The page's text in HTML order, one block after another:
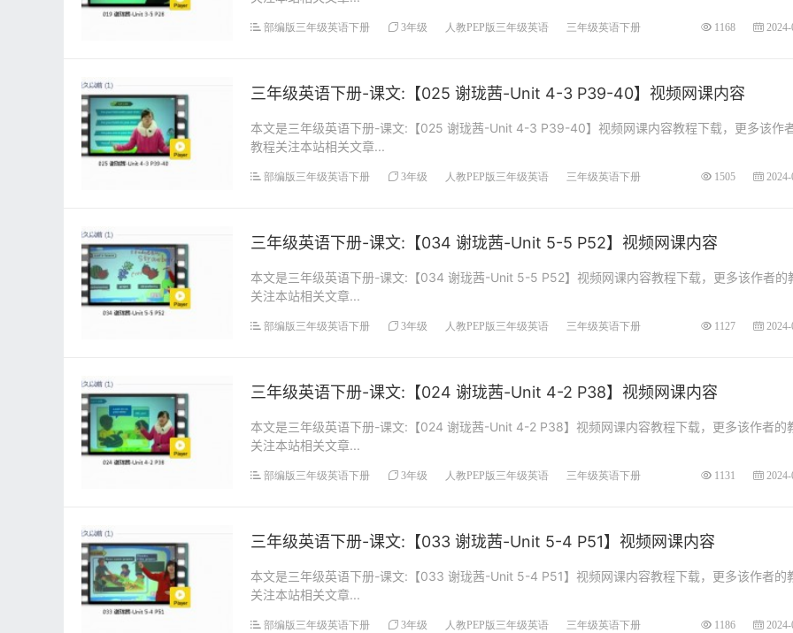
部编版三年级英语下册 3年级 人教PEP版三年级英语 三年级英语下册 1168
三年级英语下册-课文:【025 谢珑茜-Unit 4-3 P39-40】视频网课内容
本文是三年级英语下册-课文:【025 谢珑茜-Unit 4-3 P39-40】视频网课内容教程下载，更多该作
教程关注本站相关文章...
部编版三年级英语下册 3年级 人教PEP版三年级英语 三年级英语下册 1505
三年级英语下册-课文:【034 谢珑茜-Unit 5-5 P52】视频网课内容
本文是三年级英语下册-课文:【034 谢珑茜-Unit 5-5 P52】视频网课内容教程下载，更多该作者的
关注本站相关文章...
部编版三年级英语下册 3年级 人教PEP版三年级英语 三年级英语下册 1127
三年级英语下册-课文:【024 谢珑茜-Unit 4-2 P38】视频网课内容
本文是三年级英语下册-课文:【024 谢珑茜-Unit 4-2 P38】视频网课内容教程下载，更多该作者的
关注本站相关文章...
部编版三年级英语下册 3年级 人教PEP版三年级英语 三年级英语下册 1131
三年级英语下册-课文:【033 谢珑茜-Unit 5-4 P51】视频网课内容
本文是三年级英语下册-课文:【033 谢珑茜-Unit 5-4 P51】视频网课内容教程下载，更多该作者的
关注本站相关文章...
部编版三年级英语下册 3年级 人教PEP版三年级英语 三年级英语下册 1186